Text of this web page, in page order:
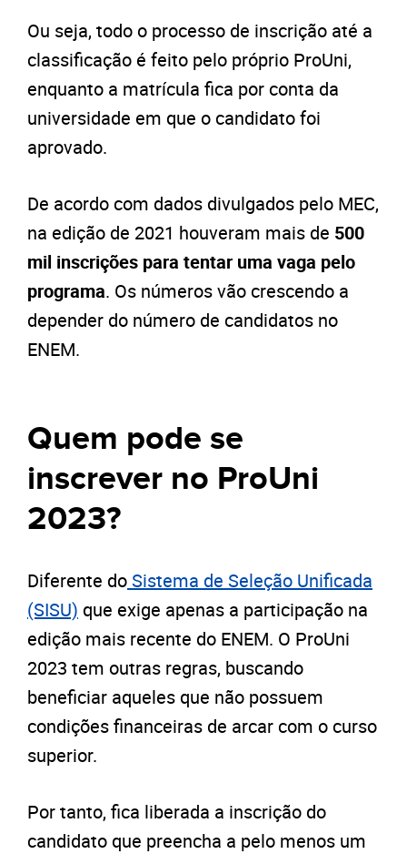
Ou seja, todo o processo de inscrição até a
classificação é feito pelo próprio ProUni,
enquanto a matrícula fica por conta da
universidade em que o candidato foi
aprovado.
De acordo com dados divulgados pelo MEC,
na edição de 2021 houveram mais de 500
mil inscrições para tentar uma vaga pelo
programa. Os números vão crescendo a
depender do número de candidatos no
ENEM.
Quem pode se
inscrever no ProUni
2023?
Diferente doSistema de Seleção Unificada
(SISU) que exige apenas a participação na
edição mais recente do ENEM. O ProUni
2023 tem outras regras, buscando
beneficiar aqueles que não possuem
condições financeiras de arcar com o curso
superior.
Por tanto, fica liberada a inscrição do
candidato que preencha a pelo menos um